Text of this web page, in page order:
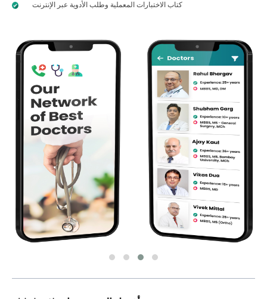
كتاب الاختبارات المعملية وطلب الأدوية عبر الإنترنت